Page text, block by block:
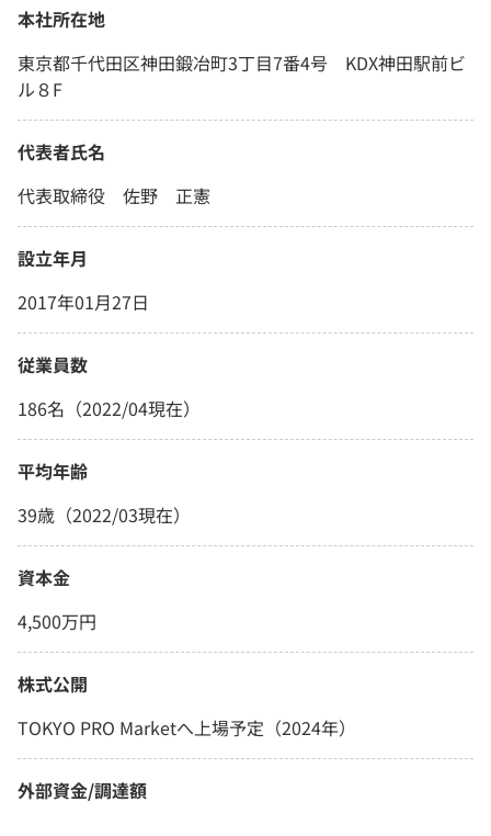
本社所在地
東京都千代田区神田鍛冶町3丁目7番4号 KDX神田駅前ビ
ル８F
代表者氏名
代表取締役 佐野 正憲
設立年月
2017年01月27日
従業員数
186名（2022/04現在）
平均年齢
39歳（2022/03現在）
資本金
4,500万円
株式公開
TOKYO PRO Marketへ上場予定（2024年）
外部資金/調達額